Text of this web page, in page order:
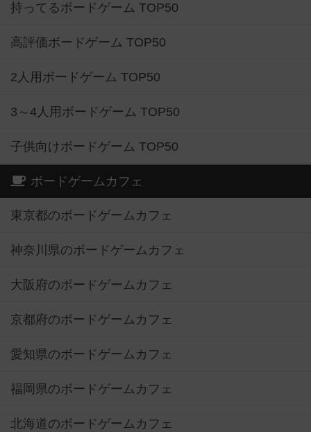
持ってるボードゲーム TOP50
高評価ボードゲーム TOP50
2人用ボードゲーム TOP50
3～4人用ボードゲーム TOP50
子供向けボードゲーム TOP50
ボードゲームカフェ
東京都のボードゲームカフェ
神奈川県のボードゲームカフェ
大阪府のボードゲームカフェ
京都府のボードゲームカフェ
愛知県のボードゲームカフェ
福岡県のボードゲームカフェ
北海道のボードゲームカフェ